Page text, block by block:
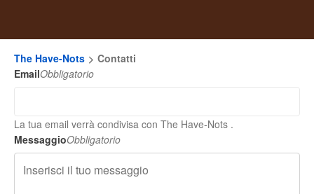
The Have-Nots
Contatti
EmailObbligatorio
La tua email verrà condivisa con The Have-Nots .
MessaggioObbligatorio